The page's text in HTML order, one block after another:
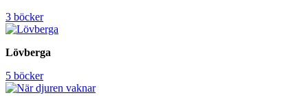
3 böcker
Lövberga
5 böcker